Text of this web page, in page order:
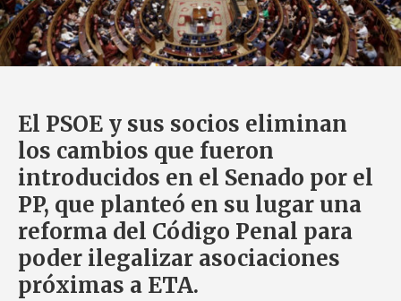
El PSOE y sus socios eliminan
los cambios que fueron
introducidos en el Senado por el
PP, que planteó en su lugar una
reforma del Código Penal para
poder ilegalizar asociaciones
próximas a ETA.